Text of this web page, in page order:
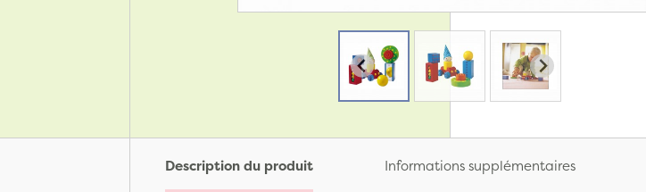
Description du produit Informations supplémentaires